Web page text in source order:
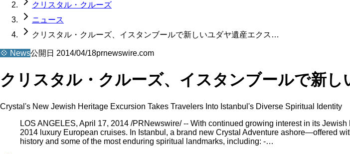
クリスタル・クルーズ
ニュース
クリスタル・クルーズ、イスタンブールで新しいユダヤ遺産エクス…
💠 News公開日 2014/04/18prnewswire.com
クリスタル・クルーズ、イスタンブールで新
Crystal's New Jewish Heritage Excursion Takes Travelers Into Istanbul's Diverse Spiritual Identity
LOS ANGELES, April 17, 2014 /PRNewswire/ -- With continued growing interest in its
2014 luxury European cruises. In Istanbul, a brand new Crystal Adventure ashore—offered
history and some of the most enduring spiritual landmarks, including: -…